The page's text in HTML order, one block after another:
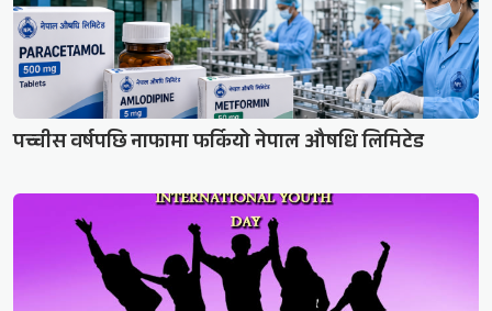
पच्चीस वर्षपछि नाफामा फर्कियो नेपाल औषधि लिमिटेड